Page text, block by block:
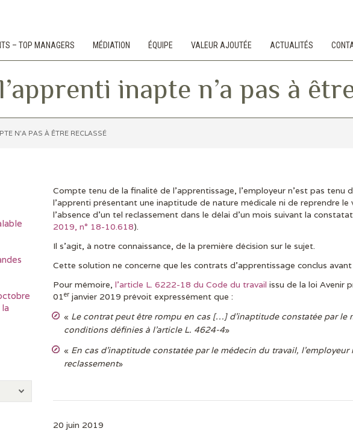
– TOP MANAGERS MÉDIATION ÉQUIPE VALEUR AJOUTÉE ACTUALITÉS
inapte n’a pas à
N’A PAS À ÊTRE RECLASSÉ
Compte tenu de la finalité de l’apprentissage, l’employeur n’est pas tenu
l’apprenti présentant une inaptitude de nature médicale ni de reprendre le
l’absence d’un tel reclassement dans le délai d’un mois suivant la
2019, n° 18-10.618).
Il s’agit, à notre connaissance, de la première décision sur le sujet.
Cette solution ne concerne que les contrats d’apprentissage conclus
Pour mémoire, l’article L. 6222-18 du Code du travail issu de la loi Avenir
01er janvier 2019 prévoit expressément que :
« Le contrat peut être rompu en cas […] d’inaptitude constatée par le
conditions définies à l’article L. 4624-4»
« En cas d’inaptitude constatée par le médecin du travail,
reclassement»
20 juin 2019